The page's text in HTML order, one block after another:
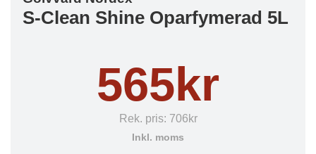
S-Clean Shine Oparfymerad 5L
565kr
Rek. pris: 706kr
Inkl. moms